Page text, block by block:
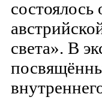
света». В